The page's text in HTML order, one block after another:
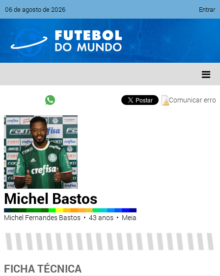
06 de agosto de 2026 Entrar
Comunicar erro
Michel Bastos
Michel Fernandes Bastos • 43 anos • Meia
FICHA TÉCNICA